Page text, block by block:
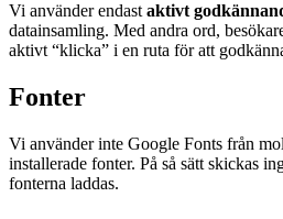
Vi använder endast aktivt
datainsamling. Med andra ord,
aktivt “klicka” i en ruta för att
Fonter
Vi använder inte Google Fonts från
installerade fonter. På så sätt skickas
fonterna laddas.